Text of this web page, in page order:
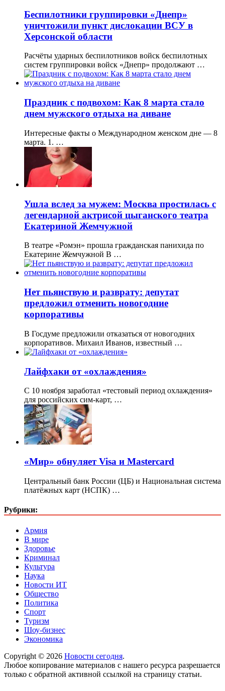
Беспилотники группировки «Днепр»
уничтожили пункт дислокации ВСУ в
Херсонской области
Расчёты ударных беспилотников войск беспилотных
систем группировки войск «Днепр» продолжают …
Праздник с подвохом: Как 8 марта стало
днем мужского отдыха на диване
Интересные факты о Международном женском дне — 8
марта. 1. …
Ушла вслед за мужем: Москва простилась с
легендарной актрисой цыганского театра
Екатериной Жемчужной
В театре «Ромэн» прошла гражданская панихида по
Екатерине Жемчужной В …
Нет пьянствую и разврату: депутат
предложил отменить новогодние
корпоративы
В Госдуме предложили отказаться от новогодних
корпоративов. Михаил Иванов, известный …
Лайфхаки от «охлаждения»
С 10 ноября заработал «тестовый период охлаждения»
для российских сим-карт, …
«Мир» обнуляет Visa и Mastercard
Центральный банк России (ЦБ) и Национальная система
платёжных карт (НСПК) …
Рубрики:
Армия
В мире
Здоровье
Криминал
Культура
Наука
Новости ИТ
Общество
Политика
Спорт
Туризм
Шоу-бизнес
Экономика
Copyright © 2026 Новости сегодня.
Любое копирование материалов с нашего ресурса разрешается
только с обратной активной ссылкой на страницу статьи.